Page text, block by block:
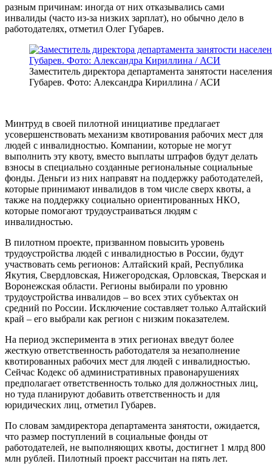
разным причинам: иногда от них отказывались сами
инвалиды (часто из-за низких зарплат), но обычно дело в
работодателях, отметил Олег Губарев.
Заместитель директора департамента занятости
Губарев. Фото: Александра Кириллина / АСИ
Минтруд в своей пилотной инициативе предлагает
усовершенствовать механизм квотирования рабочих мест для
людей с инвалидностью. Компании, которые не могут
выполнить эту квоту, вместо выплаты штрафов будут делать
взносы в специально созданные региональные социальные
фонды. Деньги из них направят на поддержку работодателей,
которые принимают инвалидов в том числе сверх квоты, а
также на поддержку социально ориентированных НКО,
которые помогают трудоустраиваться людям с
инвалидностью.
В пилотном проекте, призванном повысить уровень
трудоустройства людей с инвалидностью в России, будут
участвовать семь регионов: Алтайский край, Республика
Якутия, Свердловская, Нижегородская, Орловская, Тверская и
Воронежская области. Регионы выбирали по уровню
трудоустройства инвалидов – во всех этих субъектах он
средний по России. Исключение составляет только Алтайский
край – его выбрали как регион с низким показателем.
На период эксперимента в этих регионах введут более
жесткую ответственность работодателя за незаполнение
квотированных рабочих мест для людей с инвалидностью.
Сейчас Кодекс об административных правонарушениях
предполагает ответственность только для должностных лиц,
но туда планируют добавить ответственность и для
юридических лиц, отметил Губарев.
По словам замдиректора департамента занятости, ожидается,
что размер поступлений в социальные фонды от
работодателей, не выполняющих квоты, достигнет 1 млрд 800
млн рублей. Пилотный проект рассчитан на пять лет.